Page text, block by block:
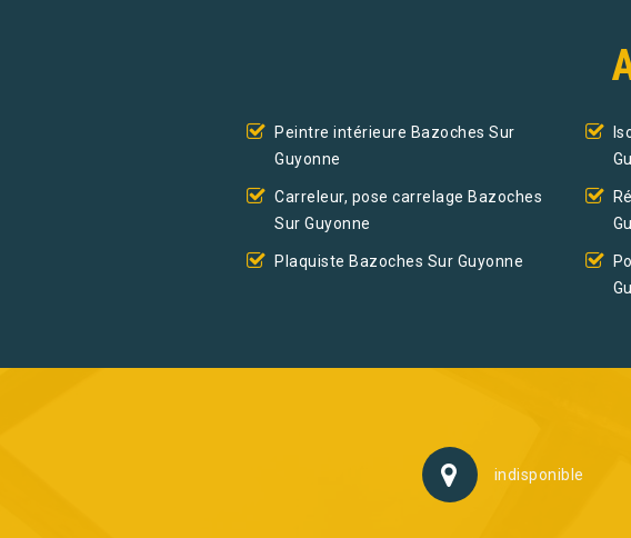
Peintre intérieure Bazoches Sur
Guyonne
Carreleur, pose carrelage Bazoches
Sur Guyonne
Plaquiste Bazoches Sur Guyonne
indisponible